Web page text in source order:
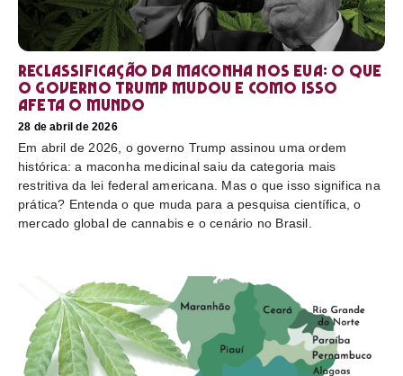
Reclassificação da maconha nos EUA: o que
o governo Trump mudou e como isso
afeta o mundo
28 de abril de 2026
Em abril de 2026, o governo Trump assinou uma ordem
histórica: a maconha medicinal saiu da categoria mais
restritiva da lei federal americana. Mas o que isso significa na
prática? Entenda o que muda para a pesquisa científica, o
mercado global de cannabis e o cenário no Brasil.